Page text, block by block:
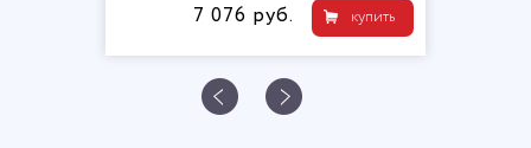
купить
7 076 руб.